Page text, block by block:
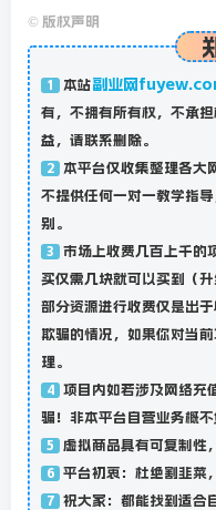
© 版权声明
1 本站副业网
有，不拥有所有权，不承
益，请联系删除。
2
本平台仅收集整理各大
不提供任何一对一教学指
别。
3
市场上收费几百上千的
买仅需几块就可以买到（
部分资源进行收费仅是出
欺骗的情况，如果你对当
理。
4
项目内如若涉及网络充
骗！非本平台自营业务概不
5 虚拟商品具有可复制性
6 平台初衷：杜绝割韭菜
7 祝大家：都能找到适合